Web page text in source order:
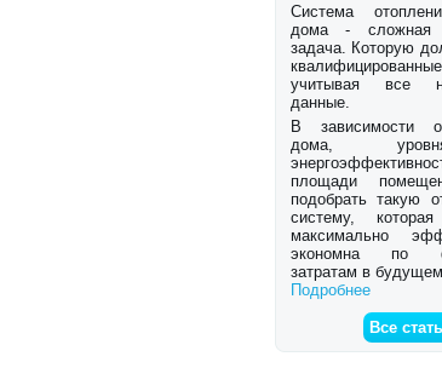
Система
дома - сложная
задача. Которую
учитывая все
данные.
В зависимости
дома,
площади
подобрать такую
систему,
максимально
экономна по
затратам в будущем.
Подробнее
Все